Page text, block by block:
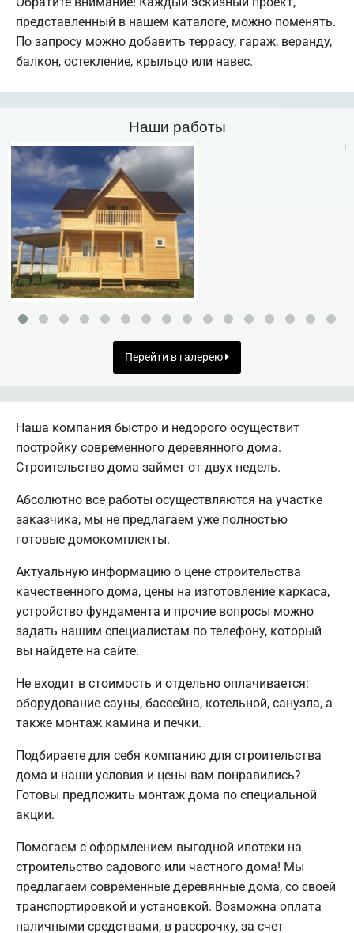
представленный в нашем каталоге, можно поменять.
По запросу можно добавить террасу, гараж, веранду,
балкон, остекление, крыльцо или навес.
Наши работы
Перейти в галерею
Наша компания быстро и недорого осуществит
постройку современного деревянного дома.
Строительство дома займет от двух недель.
Абсолютно все работы осуществляются на участке
заказчика, мы не предлагаем уже полностью
готовые домокомплекты.
Актуальную информацию о цене строительства
качественного дома, цены на изготовление каркаса,
устройство фундамента и прочие вопросы можно
задать нашим специалистам по телефону, который
вы найдете на сайте.
Не входит в стоимость и отдельно оплачивается:
оборудование сауны, бассейна, котельной, санузла, а
также монтаж камина и печки.
Подбираете для себя компанию для строительства
дома и наши условия и цены вам понравились?
Готовы предложить монтаж дома по специальной
акции.
Помогаем с оформлением выгодной ипотеки на
строительство садового или частного дома! Мы
предлагаем современные деревянные дома, со своей
транспортировкой и установкой. Возможна оплата
наличными средствами, в рассрочку, за счет